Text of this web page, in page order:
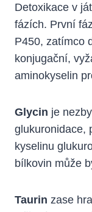
Detoxikace v
fázích. První
P450, zatímco
konjugační,
aminokyselin
Glycin je
glukuronidace,
kyselinu
bílkovin může
Taurin zase